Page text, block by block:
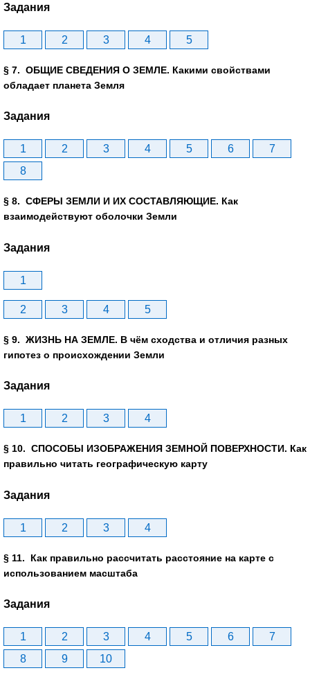
Задания
1 2 3 4 5
§ 7. ОБЩИЕ СВЕДЕНИЯ О ЗЕМЛЕ. Какими свойствами
обладает планета Земля
Задания
1 2 3 4 5 6
7
8
§ 8. СФЕРЫ ЗЕМЛИ И ИХ СОСТАВЛЯЮЩИЕ. Как
взаимодействуют оболочки Земли
Задания
1
2 3 4 5
§ 9. ЖИЗНЬ НА ЗЕМЛЕ. В чём сходства и отличия разных
гипотез о происхождении Земли
Задания
1 2 3 4
§ 10. СПОСОБЫ ИЗОБРАЖЕНИЯ ЗЕМНОЙ ПОВЕРХНОСТИ. Как
правильно читать географическую карту
Задания
1 2 3 4
§ 11. Как правильно рассчитать расстояние на карте с
использованием масштаба
Задания
1 2 3 4 5 6
7
8
9 10